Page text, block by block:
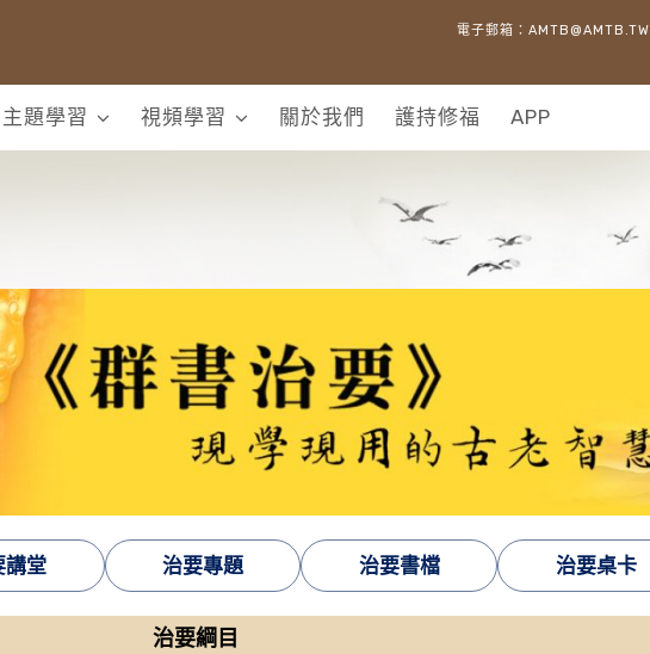
電子郵箱：AMTB@AMTB.TW
主題學習 視頻學習 關於我們 護持修福 APP
講堂 治要專題 治要書檔 治要桌卡
治要綱目